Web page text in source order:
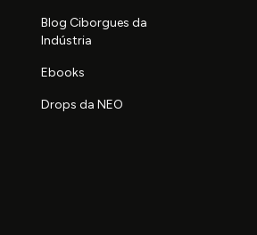
Blog Ciborgues da
Indústria
Ebooks
Drops da NEO